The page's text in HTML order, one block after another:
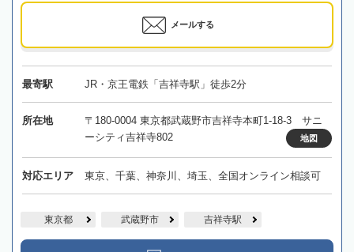
メールする
最寄駅 JR・京王電鉄「吉祥寺駅」徒歩2分
所在地
〒180-0004 東京都武蔵野市吉祥寺本町1-18-3 サニ
ーシティ吉祥寺802
地図
対応エリア 東京、千葉、神奈川、埼玉、全国オンライン相談可
東京都 武蔵野市 吉祥寺駅